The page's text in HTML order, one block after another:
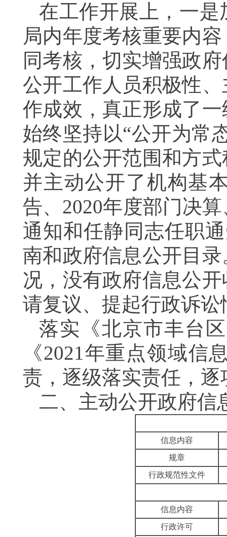
在工作开展上，一是
局内年度考核重要内
同考核，切实增强政
公开工作人员积极性
作成效，真正形成了
始终坚持以“公开为常
规定的公开范围和方
并主动公开了机构基
告、2020年度部门决
通知和任静同志任职
南和政府信息公开目
况，没有政府信息公
请复议、提起行政诉讼
落实《北京市丰台
《2021年重点领域
责，逐级落实责任，
二、 主动公开政府信
信息内容
规章
行政规范性文件
信息内容
行政许可